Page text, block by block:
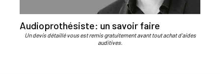
Audioprothésiste: un savoir faire
Un devis détaillé vous est remis gratuitement avant tout achat d’aides
auditives.